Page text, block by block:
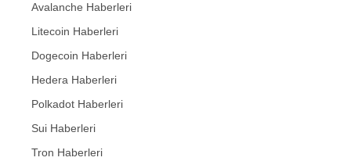
Avalanche Haberleri
Litecoin Haberleri
Dogecoin Haberleri
Hedera Haberleri
Polkadot Haberleri
Sui Haberleri
Tron Haberleri